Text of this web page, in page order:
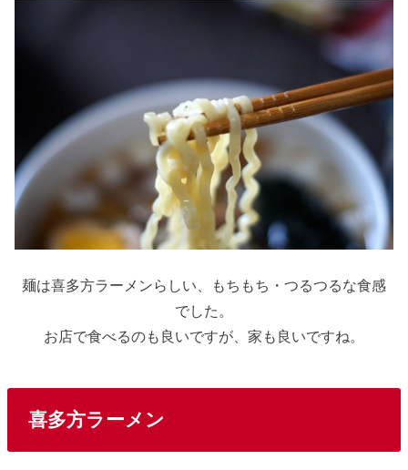
麺は喜多方ラーメンらしい、もちもち・つるつるな食感
でした。
お店で食べるのも良いですが、家も良いですね。
喜多方ラーメン